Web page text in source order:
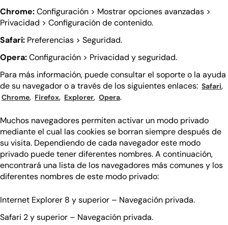
Chrome:Configuración > Mostrar opciones avanzadas >
Privacidad > Configuración de contenido.
Safari: Preferencias > Seguridad.
Opera:Configuración > Privacidad y seguridad.
Para más información, puede consultar el soporte o la ayuda
de su navegador o a través de los siguientes enlaces: Safari,
Chrome(se abre en una nueva pestaña)
(se abre en una nueva ventana)
, Firefox(se abre en una nueva pestaña)
(se abre en una nueva ventana)
, Explorer(se abre en una nueva pestaña)
(se abre en una nueva ventana)
, Opera(se abre en una nueva pestaña)
(se abre en una nueva ventana)
.
Muchos navegadores permiten activar un modo privado
mediante el cual las cookies se borran siempre después de
su visita. Dependiendo de cada navegador este modo
privado puede tener diferentes nombres. A continuación,
encontrará una lista de los navegadores más comunes y los
diferentes nombres de este modo privado:
Internet Explorer 8 y superior – Navegación privada.
Safari 2 y superior – Navegación privada.